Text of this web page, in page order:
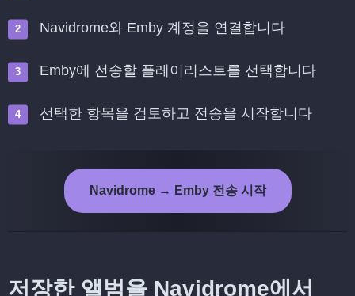
Navidrome와 Emby 계정을 연결합니다
Emby에 전송할 플레이리스트를 선택합니다
선택한 항목을 검토하고 전송을 시작합니다
Navidrome → Emby 전송 시작
저장한 앨범을 Navidrome에서